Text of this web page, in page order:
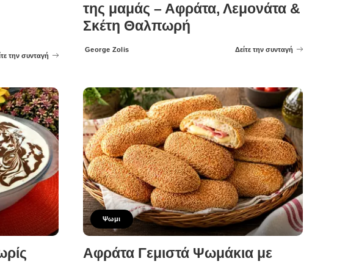
την συνταγή
της μαμάς – Αφράτα, Λεμονάτα &
Σκέτη Θαλπωρή
Posted
George Zolis Δείτε την συνταγή
Ψωμι
Αφράτα Γεμιστά Ψωμάκια με